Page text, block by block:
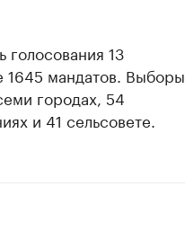
13
1645 мандатов. Выборы
городах, 54
и 41 сельсовете.